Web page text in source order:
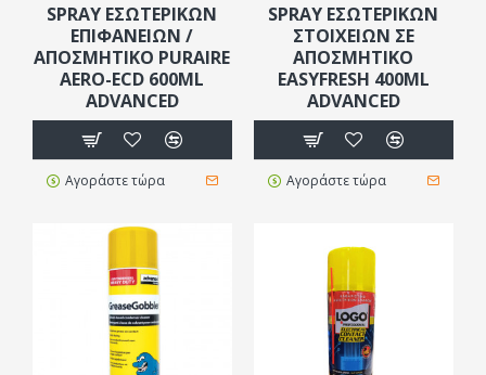
SPRAY ΕΣΩΤΕΡΙΚΏΝ
ΕΠΙΦΑΝΕΙΏΝ /
ΑΠΟΣΜΗΤΙΚΌ PURAIRE
AERO-ECD 600ML
ADVANCED
Αγοράστε τώρα
SPRAY ΕΣΩΤΕΡΙΚΏΝ
ΣΤΟΙΧΕΊΩΝ ΣΕ
ΑΠΟΣΜΗΤΙΚΌ
ΕASYFRESH 400ML
ΑDVANCED
Αγοράστε τώρα